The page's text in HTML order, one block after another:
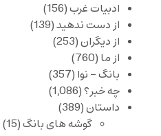
ادبیات غرب(156)
از دست ندهید(139)
از دیگران(253)
از ما (760)
بانگ – نوا (357)
چه خبر؟(1,086)
داستان(389)
گوشه های بانگ(15)